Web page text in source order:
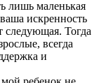
лишь маленькая
искренность
следующая. Тогда
всегда
и